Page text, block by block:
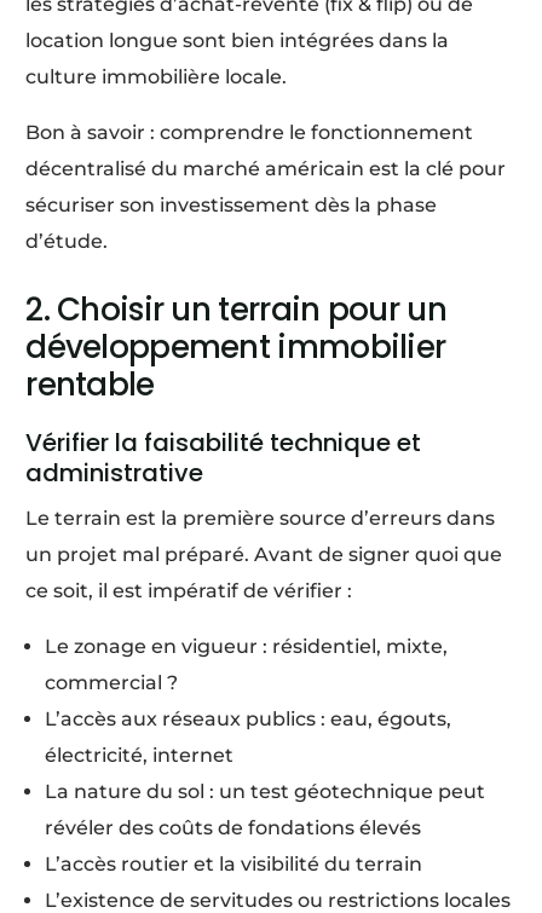
location longue sont bien intégrées dans la
culture immobilière locale.
Bon à savoir : comprendre le fonctionnement
décentralisé du marché américain est la clé pour
sécuriser son investissement dès la phase
d’étude.
2. Choisir un terrain pour un
développement immobilier
rentable
Vérifier la faisabilité technique et
administrative
Le terrain est la première source d’erreurs dans
un projet mal préparé. Avant de signer quoi que
ce soit, il est impératif de vérifier :
Le zonage en vigueur : résidentiel, mixte,
commercial ?
L’accès aux réseaux publics : eau, égouts,
électricité, internet
La nature du sol : un test géotechnique peut
révéler des coûts de fondations élevés
L’accès routier et la visibilité du terrain
L’existence de servitudes ou restrictions locales